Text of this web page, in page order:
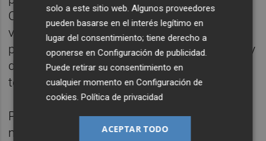
Orgullo LGTBI, que ha contado con el único
voto en contra de Vox; así como otra del PP
para que el Ayuntamiento active la limpieza y
desbroce de los barrancos que cruzan el
término municipal de Castelló.
Por contra, han quedado rechazada una
moción de Cs en la que pedía agilizar el
solo a este sitio web. Algunos proveedores
pueden basarse en el interés legítimo en
lugar del consentimiento; tiene derecho a
oponerse enConfiguración de publicidad.
Puede retirar su consentimiento en
cualquier momento enConfiguración de
cookies.Política de privacidad
ACEPTAR TODO